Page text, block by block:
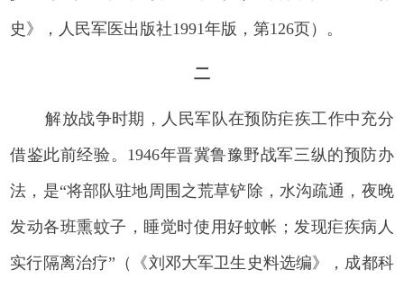
史》，人民军医出版社1991年版，第126页）。
二
解放战争时期，人民军队在预防疟疾工作中充分
借鉴此前经验。1946年晋冀鲁豫野战军三纵的预防办
法，是“将部队驻地周围之荒草铲除，水沟疏通，夜晚
发动各班熏蚊子，睡觉时使用好蚊帐；发现疟疾病人
实行隔离治疗”（《刘邓大军卫生史料选编》，成都科